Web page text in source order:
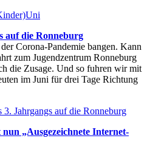
auf die Ronneburg
Corona-Pandemie bangen. Kann
zum Jugendzentrum Ronneburg
die Zusage. Und so fuhren wir mit
im Juni für drei Tage Richtung
3. Jahrgangs auf die Ronneburg
„Ausgezeichnete Internet-